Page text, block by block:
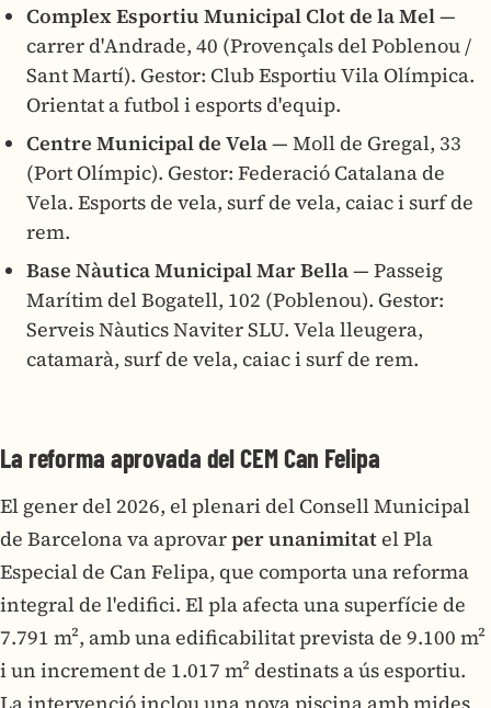
Complex Esportiu Municipal Clot de la Mel—
carrer d'Andrade, 40 (Provençals del Poblenou /
Sant Martí). Gestor: Club Esportiu Vila Olímpica.
Orientat a futbol i esports d'equip.
Centre Municipal de Vela— Moll de Gregal, 33
(Port Olímpic). Gestor: Federació Catalana de
Vela. Esports de vela, surf de vela, caiac i surf de
rem.
Base Nàutica Municipal Mar Bella— Passeig
Marítim del Bogatell, 102 (Poblenou). Gestor:
Serveis Nàutics Naviter SLU. Vela lleugera,
catamarà, surf de vela, caiac i surf de rem.
La reforma aprovada del CEM Can Felipa
El gener del 2026, el plenari del Consell Municipal
de Barcelona va aprovarper unanimitatel Pla
Especial de Can Felipa, que comporta una reforma
integral de l'edifici. El pla afecta una superfície de
7.791 m², amb una edificabilitat prevista de 9.100 m²
i un increment de 1.017 m² destinats a ús esportiu.